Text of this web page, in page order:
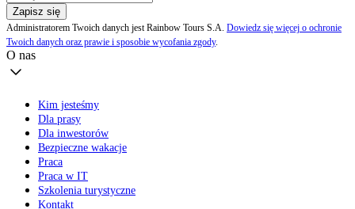
Zapisz się
Administratorem Twoich danych jest Rainbow Tours S.A. Dowiedz się więcej o ochronie
Twoich danych oraz prawie i sposobie wycofania zgody.
O nas
Kim jesteśmy
Dla prasy
Dla inwestorów
Bezpieczne wakacje
Praca
Praca w IT
Szkolenia turystyczne
Kontakt